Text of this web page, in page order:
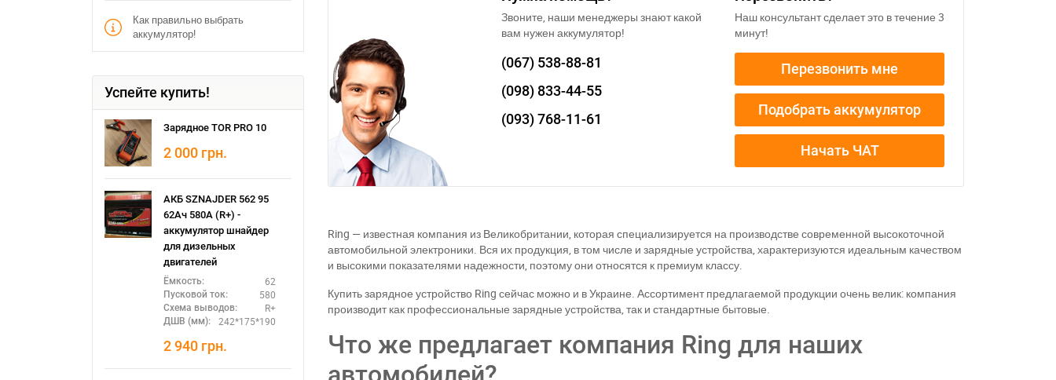
Как правильно выбрать
аккумулятор!
Успейте купить!
Зарядное TOR PRO 10
2 000 грн.
АКБ SZNAJDER 562 95
62Ач 580А (R+) -
аккумулятор шнайдер
для дизельных
двигателей
Ёмкость: 62
Пусковой ток: 580
Схема выводов: R+
ДШВ (мм): 242*175*190
2 940 грн.
Звоните, наши менеджеры знают какой
вам нужен аккумулятор!
(067) 538-88-81
(098) 833-44-55
(093)768-11-61
Наш консультант сделает это в течение 3
минут!
Перезвонить мне
Подобрать аккумулятор
Начать ЧАТ
Ring — известная компания из Великобритании, которая специализируется на производстве современной высокоточной
автомобильной электроники. Вся их продукция, в том числе и зарядные устройства, характеризуются идеальным качеством
и высокими показателями надежности, поэтому они относятся к премиум классу.
Купить зарядное устройство Ring сейчас можно и в Украине. Ассортимент предлагаемой продукции очень велик: компания
производит как профессиональные зарядные устройства, так и стандартные бытовые.
Что же предлагает компания Ring для наших